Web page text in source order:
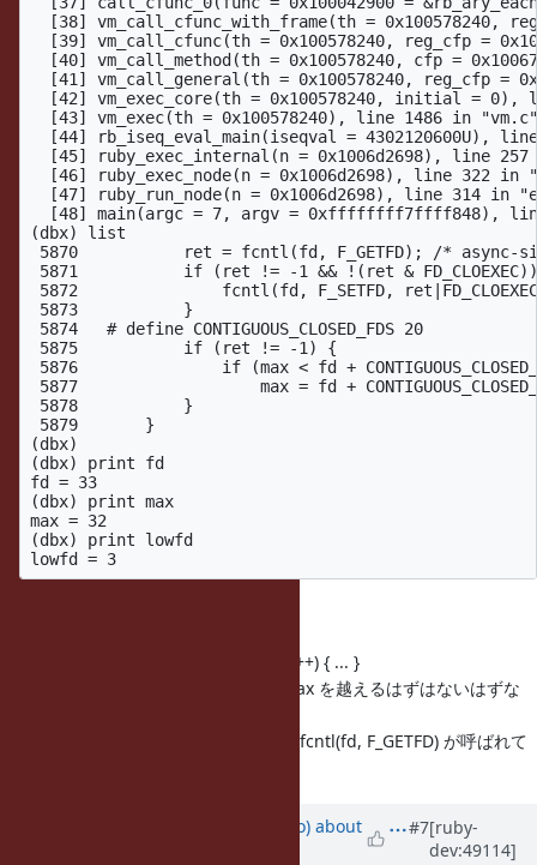
[38] vm_call_cfunc_with_frame(th = 0x100578240,
[39] vm_call_cfunc(th = 0x100578240, reg_cfp =
[40] vm_call_method(th = 0x100578240, cfp =
[41] vm_call_general(th = 0x100578240, reg_cfp =
[42] vm_exec_core(th = 0x100578240, initial = 0),
[43] vm_exec(th = 0x100578240), line 1486 in
[44] rb_iseq_eval_main(iseqval = 4302120600U),
[45] ruby_exec_internal(n = 0x1006d2698), line 257
[46] ruby_exec_node(n = 0x1006d2698), line 322 in
[47] ruby_run_node(n = 0x1006d2698), line 314 in
[48] main(argc = 7, argv = 0xffffffff7ffff848),
(dbx) list
5870           ret = fcntl(fd, F_GETFD); /* async-
5871           if (ret != -1 && !(ret &
5872               fcntl(fd, F_SETFD,
5873           }
5874   # define CONTIGUOUS_CLOSED_FDS 20
5875           if (ret != -1) {
5876               if (max < fd +
5877                   max = fd +
5878           }
5879       }
(dbx)
(dbx) print fd
fd = 33
(dbx) print max
max = 32
(dbx) print lowfd
5866: for (fd = lowfd; fd <= max; fd++) { ... }
の中でループしているから、fd が max を越えるはずはないはずな
max = 32 にもかかわらず fd = 33 で fcntl(fd, F_GETFD) が呼ばれて
ngoto (Naohisa Goto) about
#7[ruby-
dev:49114]